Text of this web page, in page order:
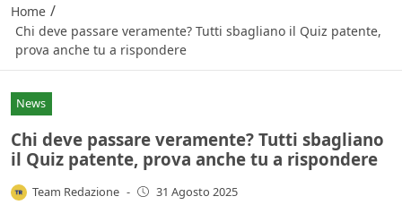
Home /
Chi deve passare veramente? Tutti sbagliano il Quiz patente,
prova anche tu a rispondere
News
Chi deve passare veramente? Tutti sbagliano
il Quiz patente, prova anche tu a rispondere
Team Redazione - 31 Agosto 2025